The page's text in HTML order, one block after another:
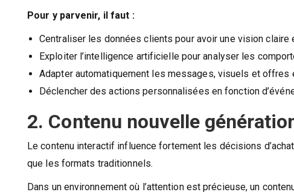
Pour y parvenir, il faut :
Centraliser les données clients pour avoir une vision claire
Exploiter l’intelligence artificielle pour analyser les
Adapter automatiquement les messages, visuels et offres
Déclencher des actions personnalisées en fonction
2. Contenu nouvelle
Le contenu interactif influence fortement les décisions
que les formats traditionnels.
Dans un environnement où l’attention est précieuse, un